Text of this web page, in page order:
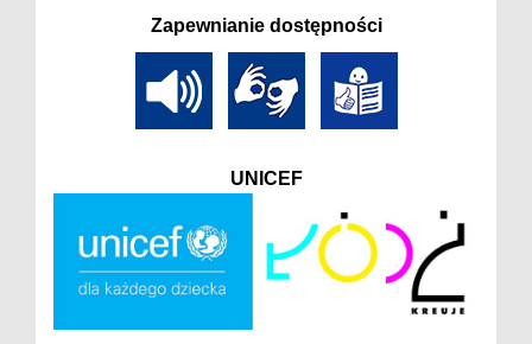
Zapewnianie dostępności
UNICEF